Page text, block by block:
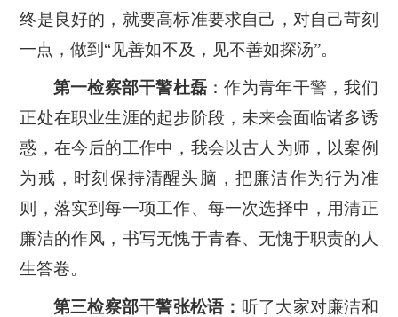
终是良好的，就要高标准要求自己，对自己苛刻
一点，做到“见善如不及，见不善如探汤”。
第一检察部干警杜磊 ：作为青年干警，我们
正处在职业生涯的起步阶段，未来会面临诸多诱
惑，在今后的工作中，我会以古人为师，以案例
为戒，时刻保持清醒头脑，把廉洁作为行为准
则，落实到每一项工作、每一次选择中，用清正
廉洁的作风，书写无愧于青春、无愧于职责的人
生答卷。
第三检察部干警张松语： 听了大家对廉洁和